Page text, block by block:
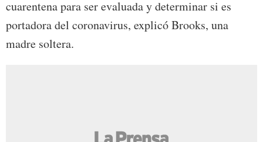
cuarentena para ser evaluada y determinar si es
portadora del coronavirus, explicó Brooks, una
madre soltera.